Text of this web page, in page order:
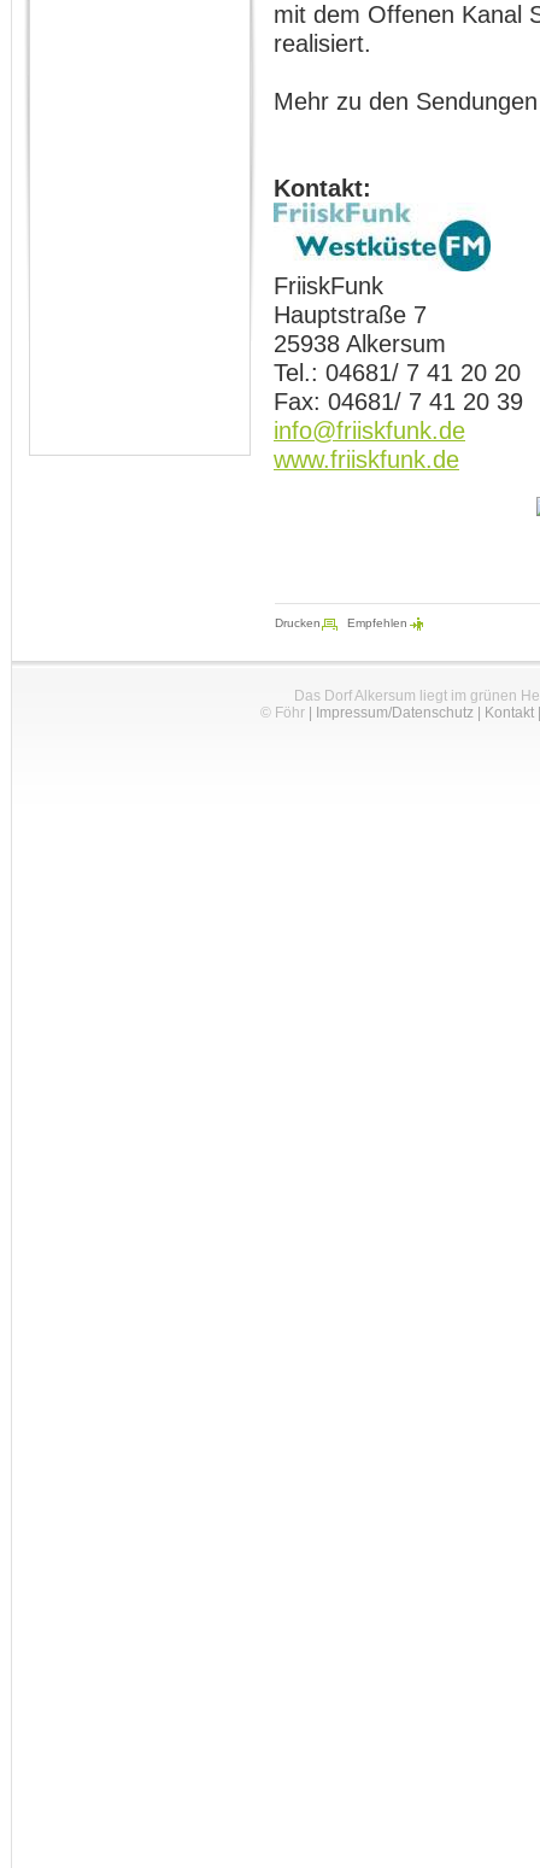
mit dem Offenen Kanal
realisiert.
Mehr zu den
Kontakt:
FriiskFunk
Hauptstraße 7
25938 Alkersum
Tel.: 04681/ 7 41 20 20
Fax: 04681/ 7 41 20 39
info@friiskfunk.de
www.friiskfunk.de
Drucken Empfehlen
Das Dorf Alkersum liegt im grünen
© Föhr| Impressum/Datenschutz| Kontakt